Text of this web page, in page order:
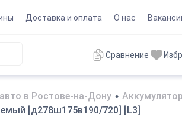
Доставка и оплата О нас
Сравнение
в Ростове-на-Дону •
[д278ш175в190/720] [L3]